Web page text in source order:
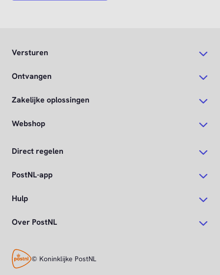
Versturen
Ontvangen
Zakelijke oplossingen
Webshop
Direct regelen
PostNL-app
Hulp
Over PostNL
© Koninklijke PostNL